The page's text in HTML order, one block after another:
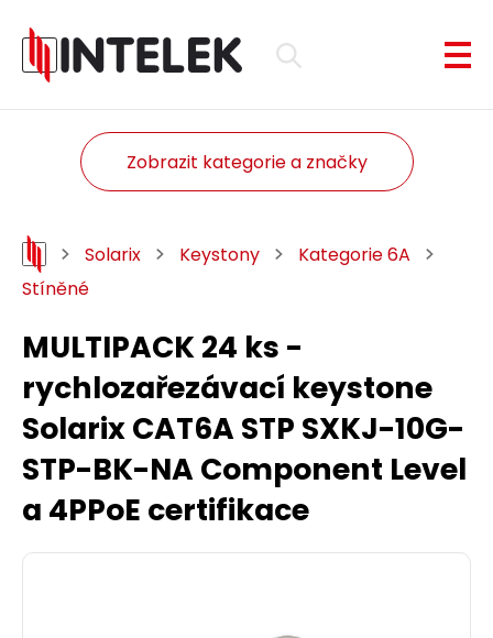
Zobrazit kategorie a značky
Solarix Keystony
Kategorie 6A
Stíněné
MULTIPACK 24 ks -
rychlozařezávací keystone
Solarix CAT6A STP SXKJ-10G-
STP-BK-NA Component Level
a 4PPoE certifikace